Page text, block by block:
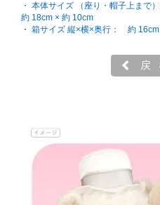
・ 本体サイズ （座り・帽子上まで
約 18cm × 約 10cm
・ 箱サイズ 縦×横×奥行： 約
戻